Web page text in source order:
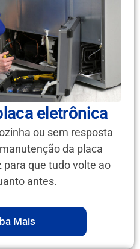
eletrônica
ou sem resposta
da placa
que tudo volte ao
antes.
Mais